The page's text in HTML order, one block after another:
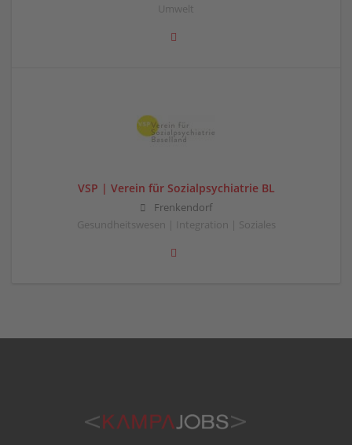
Umwelt
VSP | Verein für Sozialpsychiatrie BL
Frenkendorf
Gesundheitswesen | Integration | Soziales